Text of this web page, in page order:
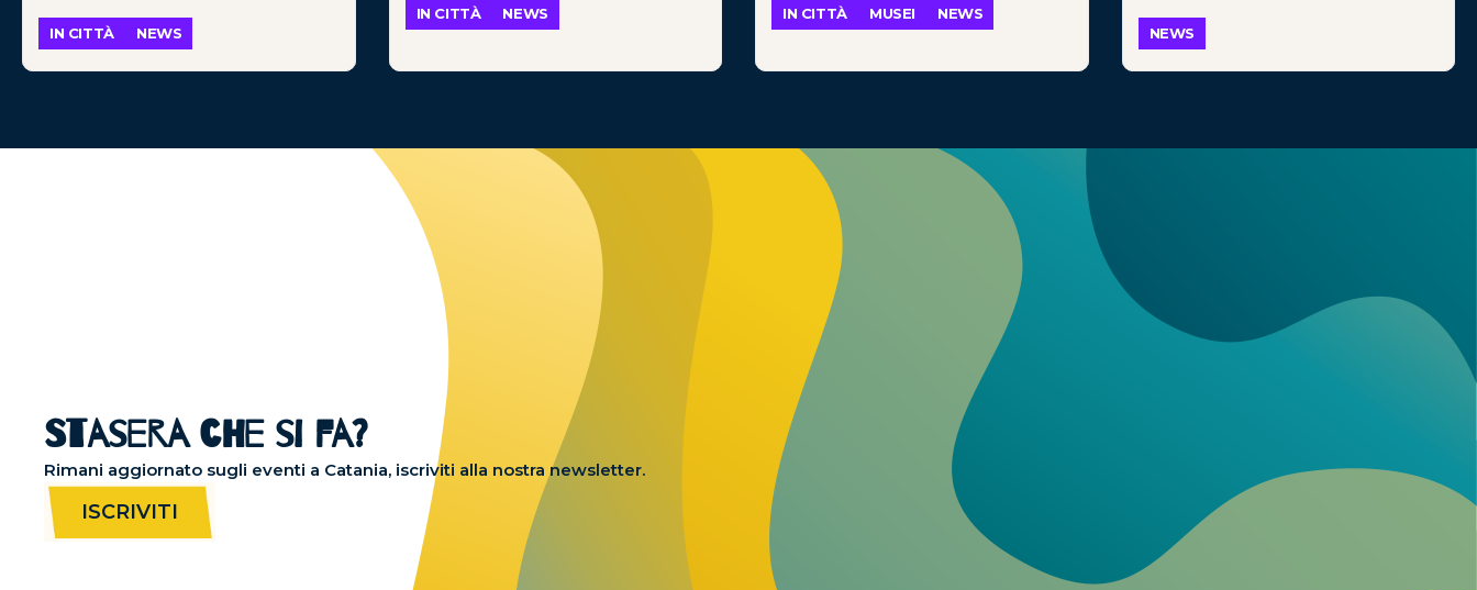
IN CITTÀ NEWS
IN CITTÀ NEWS IN CITTÀ MUSEI NEWS
NEWS
Stasera che si fa?
Rimani aggiornato sugli eventi a Catania, iscriviti alla nostra newsletter.
ISCRIVITI